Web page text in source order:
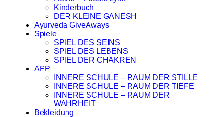
Kinderbuch
DER KLEINE GANESH
Ayurveda GiveAways
Spiele
SPIEL DES SEINS
SPIEL DES LEBENS
SPIEL DER CHAKREN
APP
INNERE SCHULE – RAUM DER STILLE
INNERE SCHULE – RAUM DER TIEFE
INNERE SCHULE – RAUM DER
WAHRHEIT
Bekleidung